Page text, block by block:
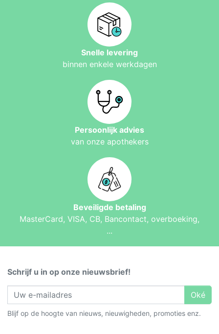
Snelle levering
binnen enkele werkdagen
Persoonlijk advies
van onze apothekers
Beveiligde betaling
MasterCard, VISA, CB, Bancontact, overboeking,
...
Schrijf u in op onze nieuwsbrief!
Oké
Blijf op de hoogte van nieuws, nieuwigheden, promoties enz.